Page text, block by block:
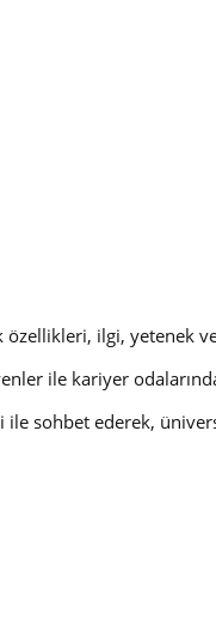
ilgi, yetenek
ile kariyer
sohbet ederek,